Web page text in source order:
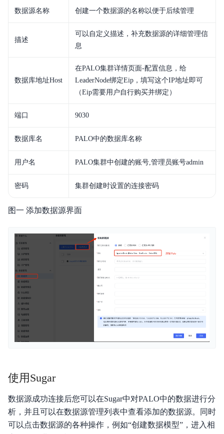
数据源名称 创建一个数据源的名称以便于后续管理
描述
可以自定义描述，补充数据源的详细管理信
息
数据库地址Host
在PALO集群详情页面-配置信息，给
LeaderNode绑定Eip，填写这个IP地址即可
（Eip需要用户自行购买并绑定）
端口 9030
数据库名 PALO中的数据库名称
用户名 PALO集群中创建的账号,管理员账号admin
密码 集群创建时设置的连接密码
图一 添加数据源界面
使用Sugar
数据源成功连接后您可以在Sugar中对PALO中的数据进行分
析，并且可以在数据源管理列表中查看添加的数据源。同时
可以点击数据源的各种操作，例如“创建数据模型”，进入相